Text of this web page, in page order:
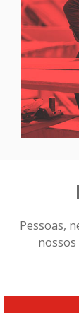
Pessoas,
nossos